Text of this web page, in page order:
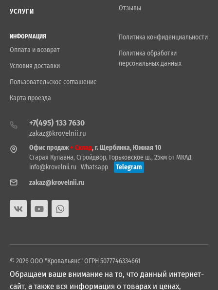
УСЛУГИ
Отзывы
ИНФОРМАЦИЯ
Оплата и возврат
Условия доставки
Пользовательское соглашение
Карта проезда
Политика конфиденциальности
Политика обработки
персональных данных
+7(495) 133 7630
zakaz@krovelnii.ru
Офис продаж+ Склад, г. Щербинка, Южная 10
Старая Купавна, Стройдвор, Горьковское ш., 25км от МКАД
info@krovelnii.ru Whatsapp
Telegram
zakaz@krovelnii.ru
© 2026 ООО "Кровальянс" ОГРН 5077746334661
Обращаем ваше внимание на то, что данный интернет-
сайт, а также вся информация о товарах и ценах,